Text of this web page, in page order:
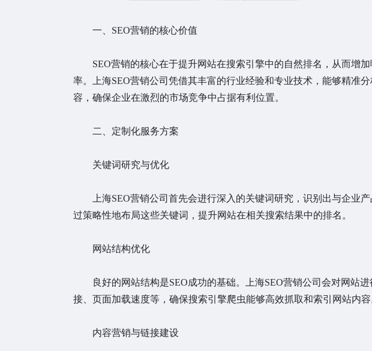
一、SEO营销的核心价值
SEO营销的核心在于提升网站在搜索引擎中的自然排名，从而增加
率。上海SEO营销公司凭借其丰富的行业经验和专业技术，能够精准
容，确保企业在激烈的市场竞争中占据有利位置。
二、定制化服务方案
关键词研究与优化
上海SEO营销公司首先会进行深入的关键词研究，识别出与企业产
过策略性地布局这些关键词，提升网站在相关搜索结果中的排名。
网站结构优化
良好的网站结构是SEO成功的基础。上海SEO营销公司会对网站进
接、页面加载速度等，确保搜索引擎爬虫能够高效抓取和索引网站内容
内容营销与链接建设